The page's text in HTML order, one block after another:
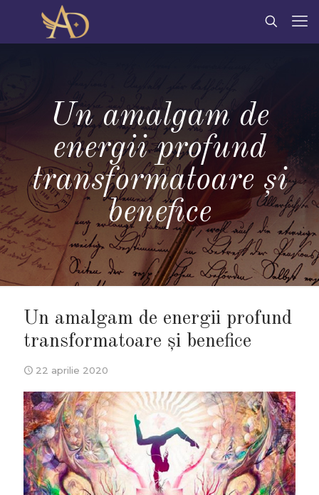
Un amalgam de
energii profund
transformatoare şi
benefice
Un amalgam de energii profund
transformatoare şi benefice
22 aprilie 2020